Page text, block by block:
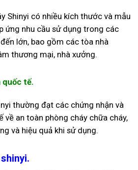
Shinyi có nhiều kích thước và mẫu
ứng nhu cầu sử dụng trong các
lớn, bao gồm các tòa nhà
thương mại, nhà xưởng.
quốc tế.
thường đạt các chứng nhận và
về an toàn phòng cháy chữa cháy,
và hiệu quả khi sử dụng.